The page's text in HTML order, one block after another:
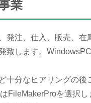
業
発注、仕入、販売、
致します。
十分なヒアリングの後
FileMakerProを選択